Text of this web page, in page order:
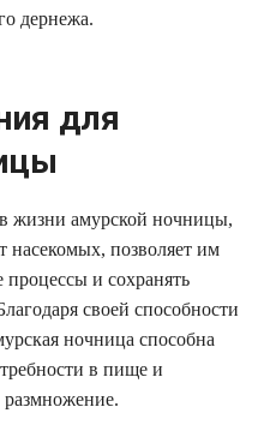
дернежа.
для
жизни амурской ночницы,
насекомых, позволяет им
процессы и сохранять
своей способности
ночница способна
в пище и
размножение.